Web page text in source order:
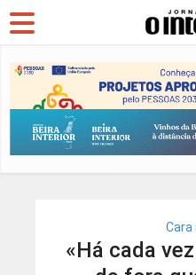
Cara
«Há cada